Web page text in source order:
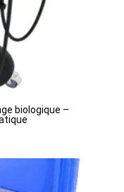
biologique –